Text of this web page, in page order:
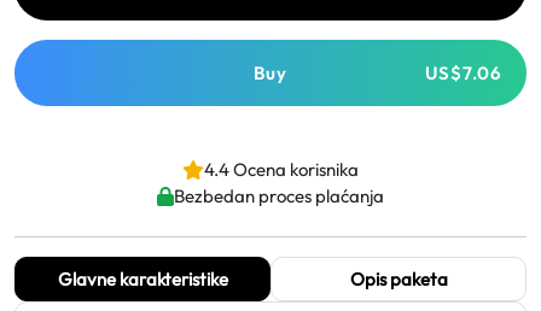
Buy US$7.06
4.4 Ocena korisnika
Bezbedan proces plaćanja
Glavne karakteristike
Opis paketa